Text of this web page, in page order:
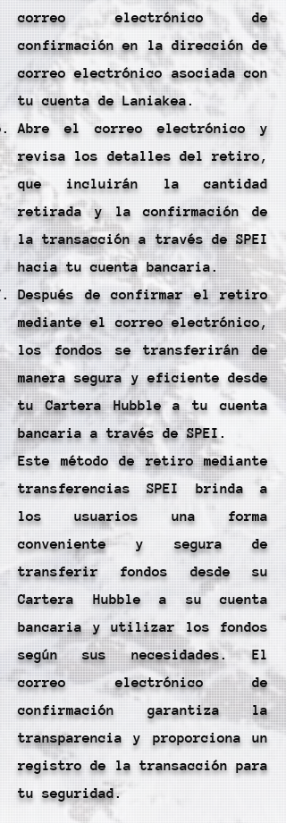
correo electrónico de
confirmación en la dirección de
correo electrónico asociada con
tu cuenta de Laniakea.
Abre el correo electrónico y
revisa los detalles del retiro,
que incluirán la cantidad
retirada y la confirmación de
la transacción a través de SPEI
hacia tu cuenta bancaria.
Después de confirmar el retiro
mediante el correo electrónico,
los fondos se transferirán de
manera segura y eficiente desde
tu Cartera Hubble a tu cuenta
bancaria a través de SPEI.
Este método de retiro mediante
transferencias SPEI brinda a
los usuarios una forma
conveniente y segura de
transferir fondos desde su
Cartera Hubble a su cuenta
bancaria y utilizar los fondos
según sus necesidades. El
correo electrónico de
confirmación garantiza la
transparencia y proporciona un
registro de la transacción para
tu seguridad.